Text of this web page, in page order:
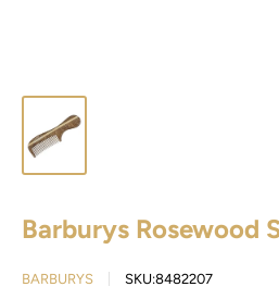
Barburys Rosewood
BARBURYS SKU:8482207